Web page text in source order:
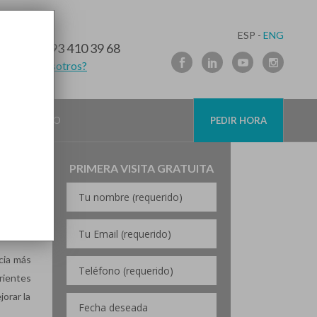
93 410 39 68
nosotros?
ESP - ENG
CONTACTO PEDIR HORA
más
la
PRIMERA VISITA GRATUITA